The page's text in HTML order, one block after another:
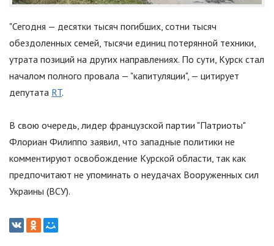
"Сегодня — десятки тысяч погибших, сотни тысяч
обездоленных семей, тысячи единиц потерянной техники,
утрата позиций на других направлениях. По сути, Курск стал
началом полного провала — "капитуляции", — цитирует
депутата RT.
В свою очередь, лидер французской партии "Патриоты"
Флориан Филиппо заявил, что западные политики не
комментируют освобождение Курской области, так как
предпочитают не упоминать о неудачах Вооруженных сил
Украины (ВСУ).